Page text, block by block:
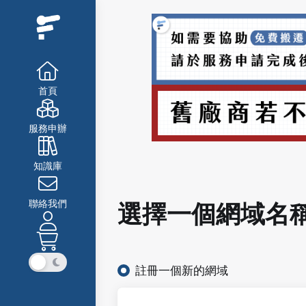
首頁
服務申辦
知識庫
聯絡我們 選擇一個網域名
註冊一個新的網域